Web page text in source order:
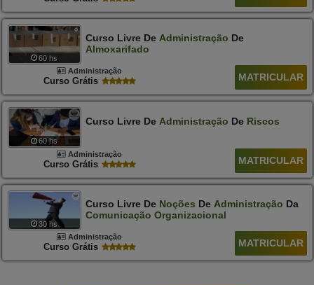
60 hs
Curso Livre De Administração De
Almoxarifado
Administração
Curso Grátis MATRICULAR
60 hs
Curso Livre De Administração De Riscos
Administração
Curso Grátis MATRICULAR
30 hs
Curso Livre De Noções De Administração Da
Comunicação Organizacional
Administração
Curso Grátis MATRICULAR